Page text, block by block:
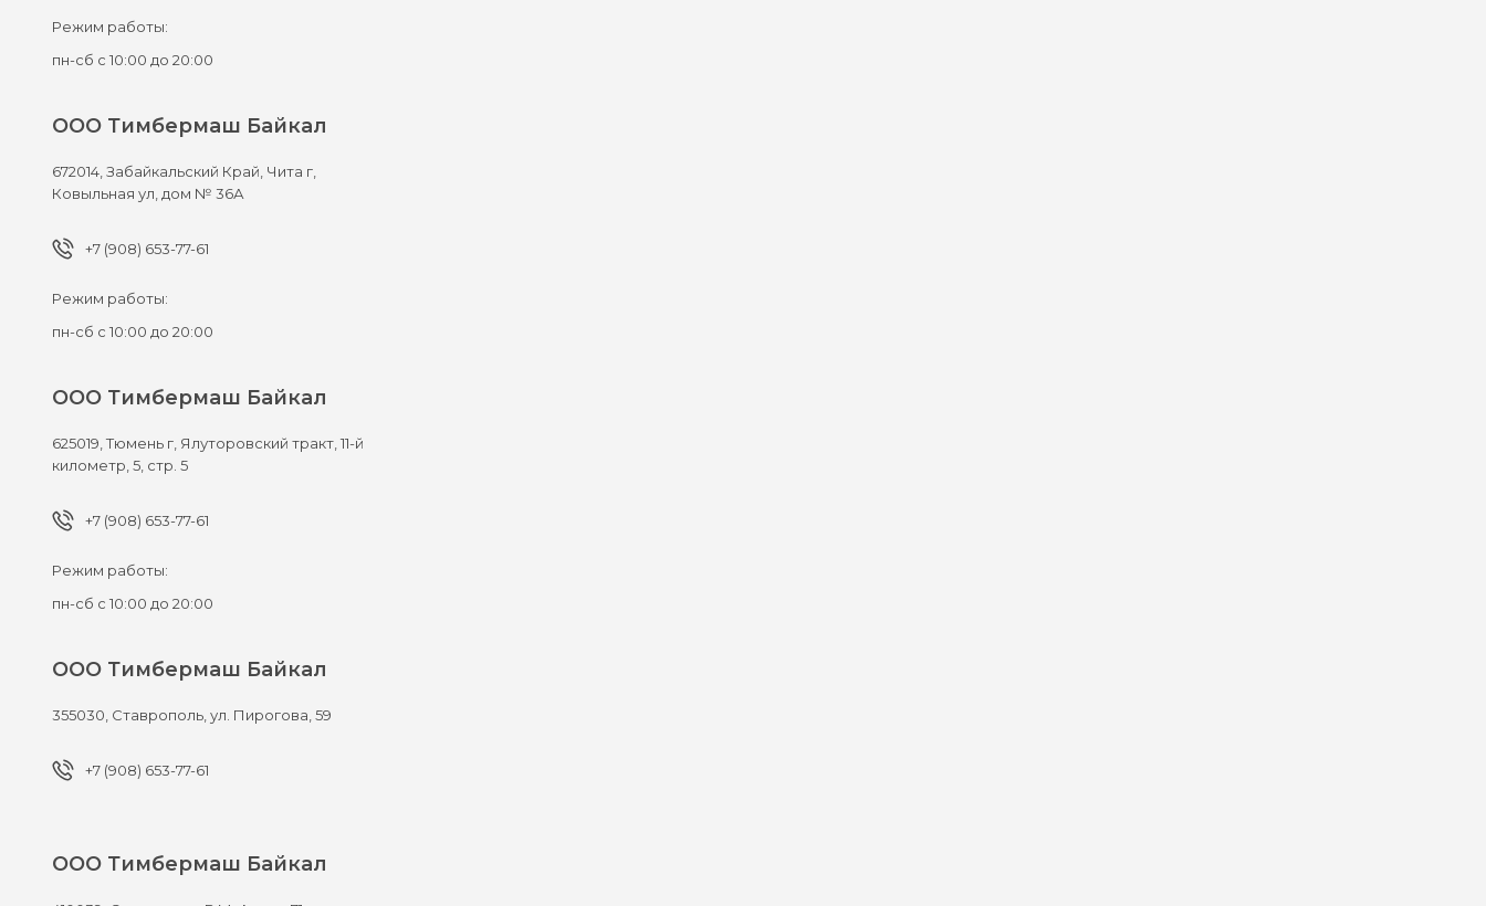
Режим работы:
пн-сб с 10:00 до 20:00
ООО Тимбермаш Байкал
672014,Забайкальский Край, Чита г,
Ковыльная ул, дом № 36А
+7 (908) 653-77-61
Режим работы:
пн-сб с 10:00 до 20:00
ООО Тимбермаш Байкал
625019,Тюмень г, Ялуторовский тракт, 11-й
километр, 5, стр. 5
+7 (908) 653-77-61
Режим работы:
пн-сб с 10:00 до 20:00
ООО Тимбермаш Байкал
355030, Ставрополь,ул. Пирогова, 59
+7 (908) 653-77-61
ООО Тимбермаш Байкал